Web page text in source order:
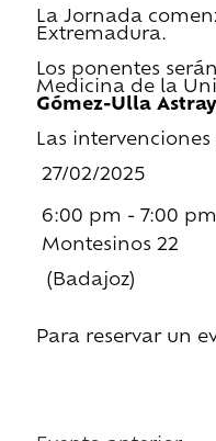
La Jornada
Extremadura.
Los ponentes
Medicina de la
Gómez-Ulla Astray
Las
27/02/2025
6:00 pm - 7:00 pm
Montesinos 22
(Badajoz)
Para reservar un